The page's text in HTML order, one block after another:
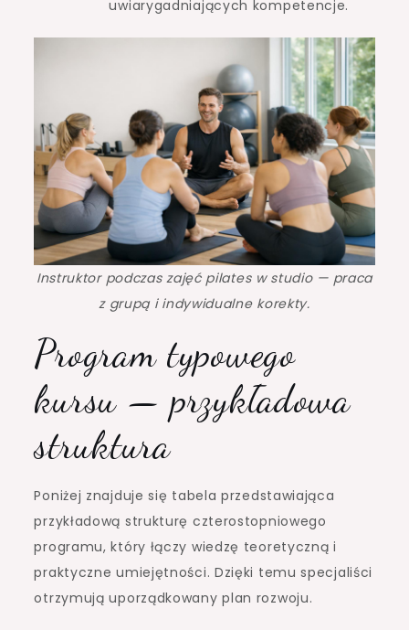
uwiarygadniających kompetencje.
Instruktor podczas zajęć pilates w studio — praca
z grupą i indywidualne korekty.
Program typowego
kursu — przykładowa
struktura
Poniżej znajduje się tabela przedstawiająca
przykładową strukturę czterostopniowego
programu, który łączy wiedzę teoretyczną i
praktyczne umiejętności. Dzięki temu specjaliści
otrzymują uporządkowany plan rozwoju.